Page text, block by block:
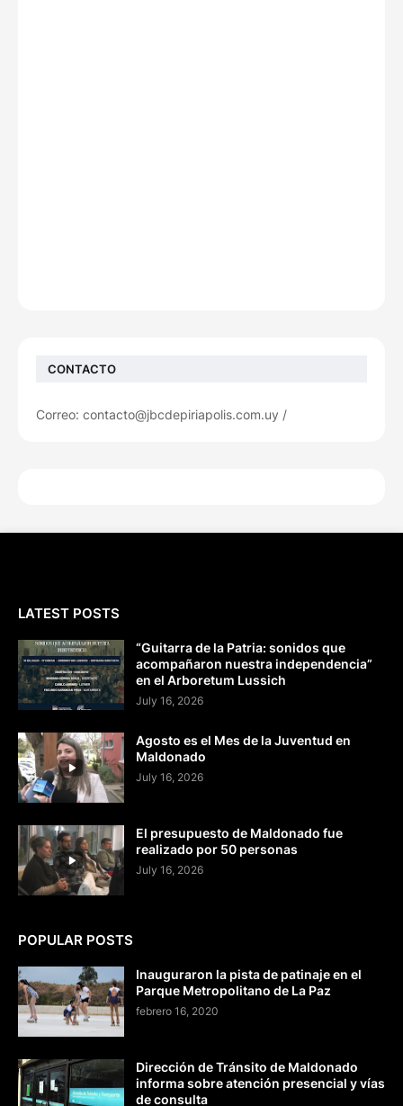
CONTACTO
Correo: contacto@jbcdepiriapolis.com.uy /
LATEST POSTS
“Guitarra de la Patria: sonidos que
acompañaron nuestra independencia”
en el Arboretum Lussich
July 16, 2026
Agosto es el Mes de la Juventud en
Maldonado
July 16, 2026
El presupuesto de Maldonado fue
realizado por 50 personas
July 16, 2026
POPULAR POSTS
Inauguraron la pista de patinaje en el
Parque Metropolitano de La Paz
febrero 16, 2020
Dirección de Tránsito de Maldonado
informa sobre atención presencial y vías
de consulta